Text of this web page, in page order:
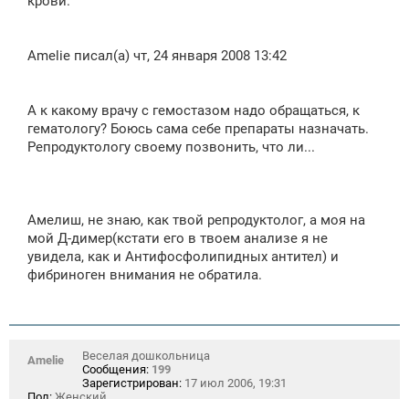
Amelie писал(а) чт, 24 января 2008 13:42
А к какому врачу с гемостазом надо обращаться, к
гематологу? Боюсь сама себе препараты назначать.
Репродуктологу своему позвонить, что ли...
Амелиш, не знаю, как твой репродуктолог, а моя на
мой Д-димер(кстати его в твоем анализе я не
увидела, как и Антифосфолипидных антител) и
фибриноген внимания не обратила.
Amelie
Веселая дошкольница
Сообщения: 199
Зарегистрирован: 17 июл 2006, 19:31